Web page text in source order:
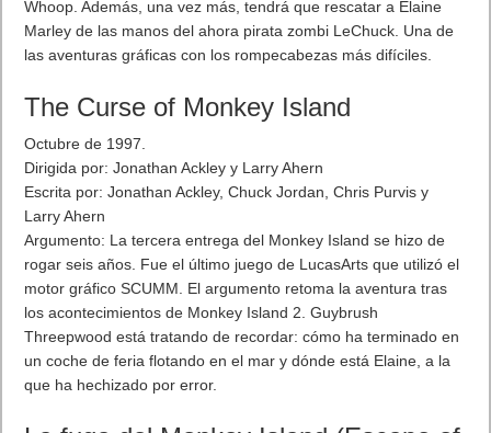
iPhone 6Sy iPhone 6S Plus
Por último lo esperado los nuevosiPhone 6Sy iPhone 6S
iPhones.» «Lo único que ha cambiado es todo.» da dicho Tim
Cook. Llega el rumoreado color rosa. Dos tamaños, el 6S Plus
de 5.5 pulgadas y el 6S con 4.7 pulgadas, y en cuatro
acabados, añadiéndose uno rosa. Nuevo acabado de aluminio
y nuevo cristal. Y lógicamente con iOS 9.
El peso de los nuevos terminales es de 143 gramos para el
iPhone 6S y 192 gramos para la versión Plus. Su grosor es de
6,71 y 7,79 mm. respectivamente.